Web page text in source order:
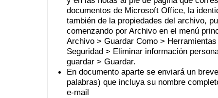
documentos de Microsoft Office, la
también de la propiedades del archivo,
comenzando por Archivo en el menú
Archivo > Guardar Como >
Seguridad > Eliminar información
guardar > Guardar.
En documento aparte se enviará un
palabras) que incluya su nombre
e-mail